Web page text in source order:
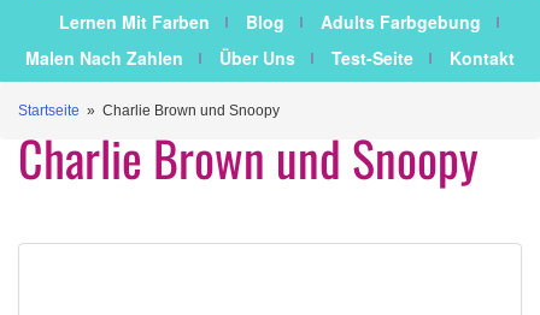
Lernen Mit Farben
Blog
Adults Farbgebung
Malen Nach Zahlen
Über Uns Test-Seite Kontakt
Startseite » Charlie Brown und Snoopy
Charlie Brown und Snoopy